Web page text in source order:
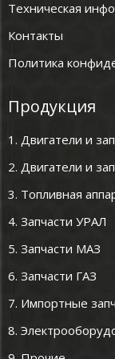
Техническая
Контакты
Политика
Продукция
1. Двигатели и
2. Двигатели и
3. Топливная
4. Запчасти УРАЛ
5. Запчасти МАЗ
6. Запчасти ГАЗ
7. Импортные
8.